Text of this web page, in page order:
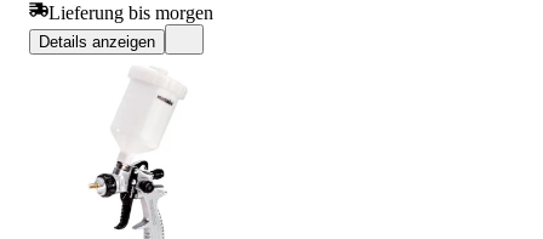
Lieferung bis morgen
Details anzeigen